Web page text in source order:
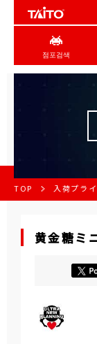
점포검색
TOP 入荷プラ
黄金糖ミ